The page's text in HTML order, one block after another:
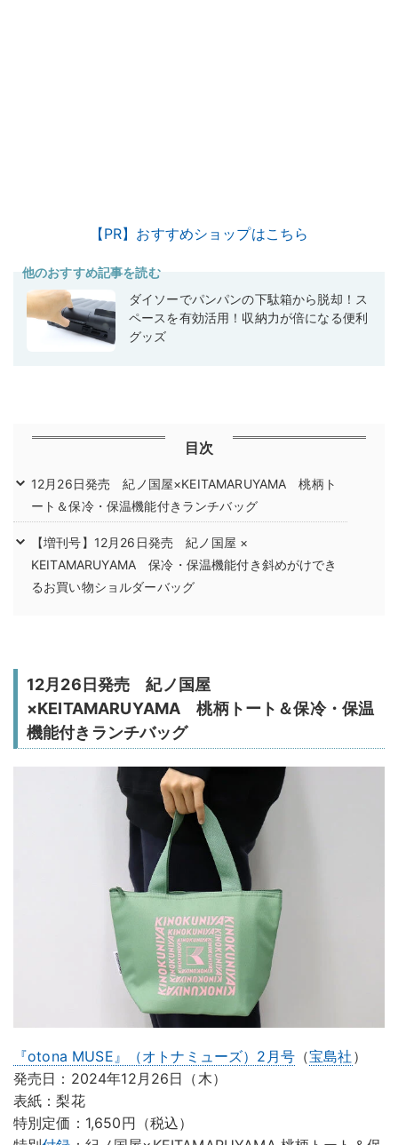
【PR】おすすめショップはこちら
他のおすすめ記事を読む
ダイソーでパンパンの下駄箱から脱却！ス
ペースを有効活用！収納力が倍になる便利
グッズ
目次
12月26日発売 紀ノ国屋×KEITAMARUYAMA 桃柄ト
ート＆保冷・保温機能付きランチバッグ
【増刊号】12月26日発売 紀ノ国屋 ×
KEITAMARUYAMA 保冷・保温機能付き斜めがけでき
るお買い物ショルダーバッグ
12月26日発売 紀ノ国屋
×KEITAMARUYAMA 桃柄トート＆保冷・保温
機能付きランチバッグ
『otona MUSE』（オトナミューズ）2月号（宝島社 ）
発売日：2024年12月26日（木）
表紙：梨花
特別定価：1,650円（税込）